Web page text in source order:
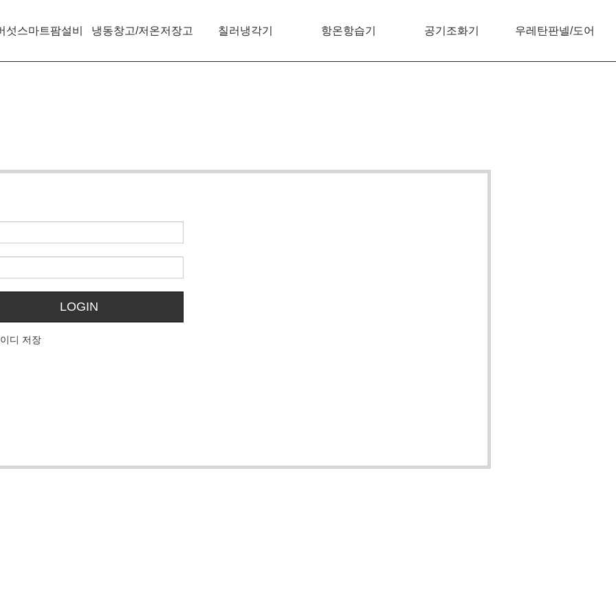
섯스마트팜설비 냉동창고/저온저장고 칠러냉각기 항온항습기 공기조화기 우레탄판넬/도어
LOGIN
디 저장